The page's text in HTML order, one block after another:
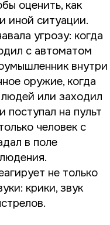
оценить, как
иной ситуации.
угрозу: когда
с автоматом
внутри
оружие, когда
или заходил
поступал на пульт
человек с
в поле
не только
крики, звук